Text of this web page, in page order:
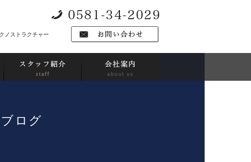
ノストラクチャー
ログ